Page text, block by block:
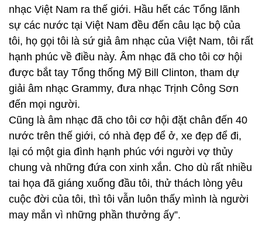
nhạc Việt Nam ra thế giới. Hầu hết các Tổng lãnh
sự các nước tại Việt Nam đều đến câu lạc bộ của
tôi, họ gọi tôi là sứ giả âm nhạc của Việt Nam, tôi rất
hạnh phúc về điều này. Âm nhạc đã cho tôi cơ hội
được bắt tay Tổng thống Mỹ Bill Clinton, tham dự
giải âm nhạc Grammy, đưa nhạc Trịnh Công Sơn
đến mọi người.
Cũng là âm nhạc đã cho tôi cơ hội đặt chân đến 40
nước trên thế giới, có nhà đẹp để ở, xe đẹp để đi,
lại có một gia đình hạnh phúc với người vợ thủy
chung và những đứa con xinh xắn. Cho dù rất nhiều
tai họa đã giáng xuống đầu tôi, thử thách lòng yêu
cuộc đời của tôi, thì tôi vẫn luôn thấy mình là người
may mắn vì những phần thưởng ấy”.